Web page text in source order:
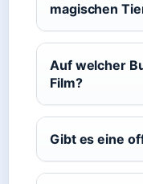
magischen
Auf welcher
Film?
Gibt es eine